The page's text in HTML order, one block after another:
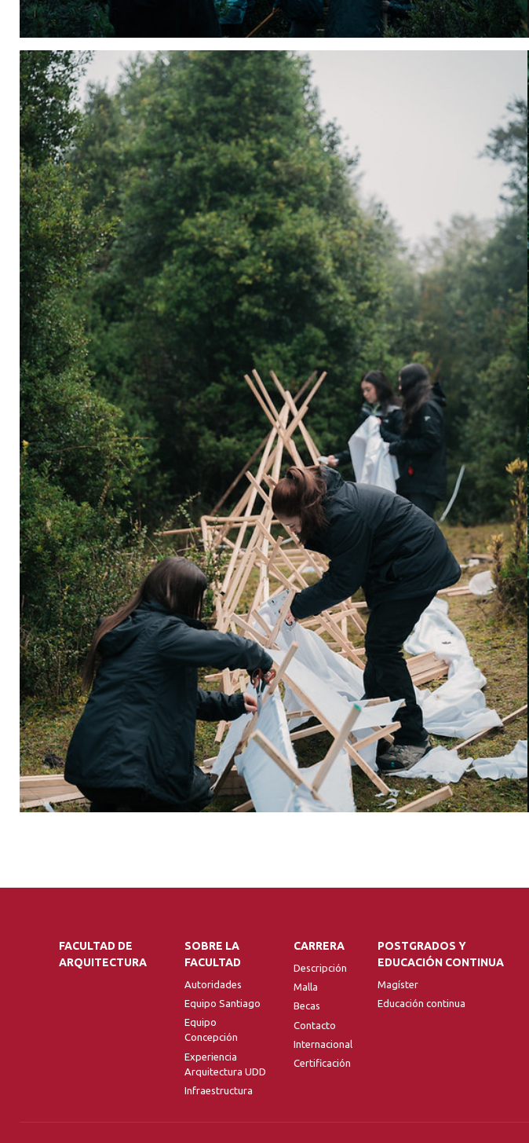
FACULTAD DE
ARQUITECTURA
SOBRE LA
FACULTAD
Autoridades
Equipo Santiago
Equipo
Concepción
Experiencia
Arquitectura UDD
Infraestructura
CARRERA
Descripción
Malla
Becas
Contacto
Internacional
Certificación
POSTGRADOS Y
EDUCACIÓN CONTINUA
Magíster
Educación continua